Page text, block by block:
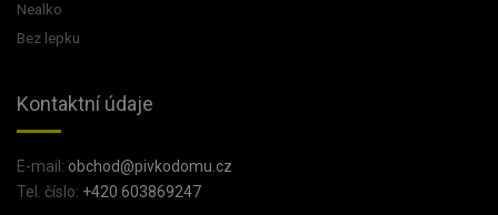
Nealko
Bez lepku
Kontaktní údaje
E-mail: obchod@pivkodomu.cz
Tel. číslo: +420 603869247